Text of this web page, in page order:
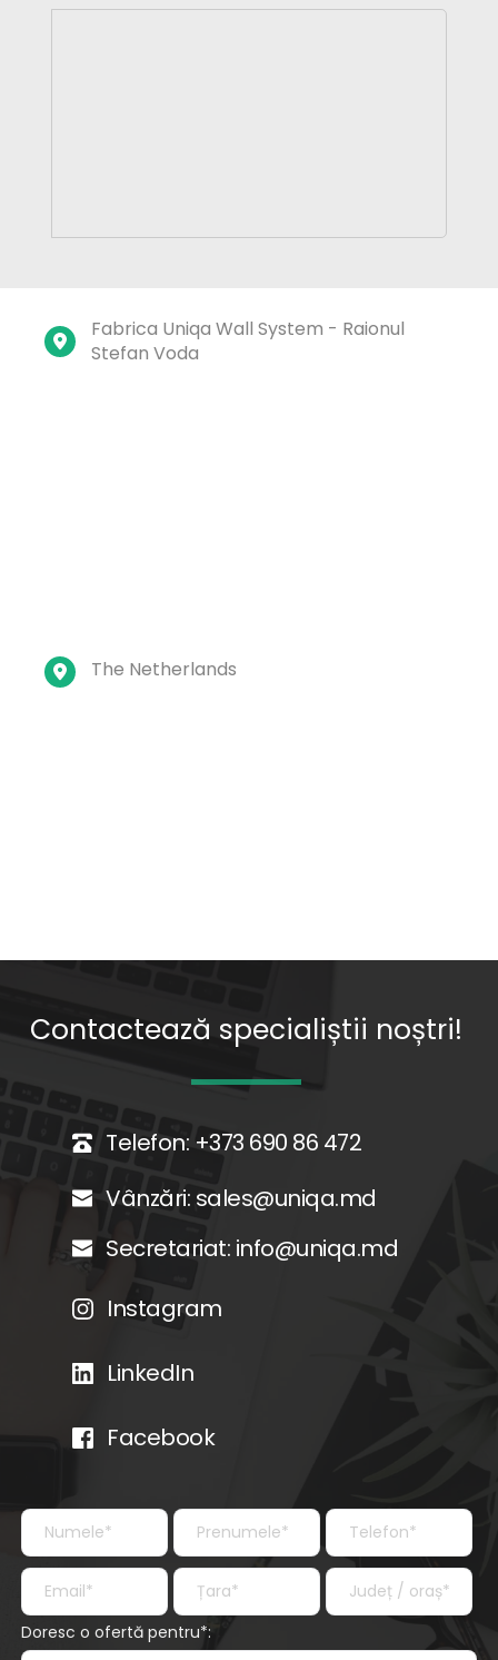
Fabrica Uniqa Wall System - Raionul
Stefan Voda
The Netherlands
Contactează specialiștii noștri!
Telefon: +373 690 86 472
Vânzări: sales@uniqa.md
Secretariat: info@uniqa.md
Instagram
LinkedIn
Facebook
Doresc o ofertă pentru*: